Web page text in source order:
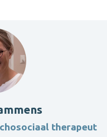
therapeut